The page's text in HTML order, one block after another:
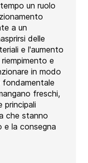
un ruolo
a un
delle
e l'aumento
e
in modo
fondamentale
freschi,
principali
che stanno
e la consegna